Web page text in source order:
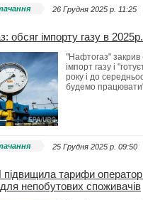
26 Грудня 2025 p. 11:25
обсяг імпорту газу в
"Нафтогаз" закрив
імпорт газу і
року і до
будемо
25 Грудня 2025 p. 09:50
тарифи
для непобутових споживачів